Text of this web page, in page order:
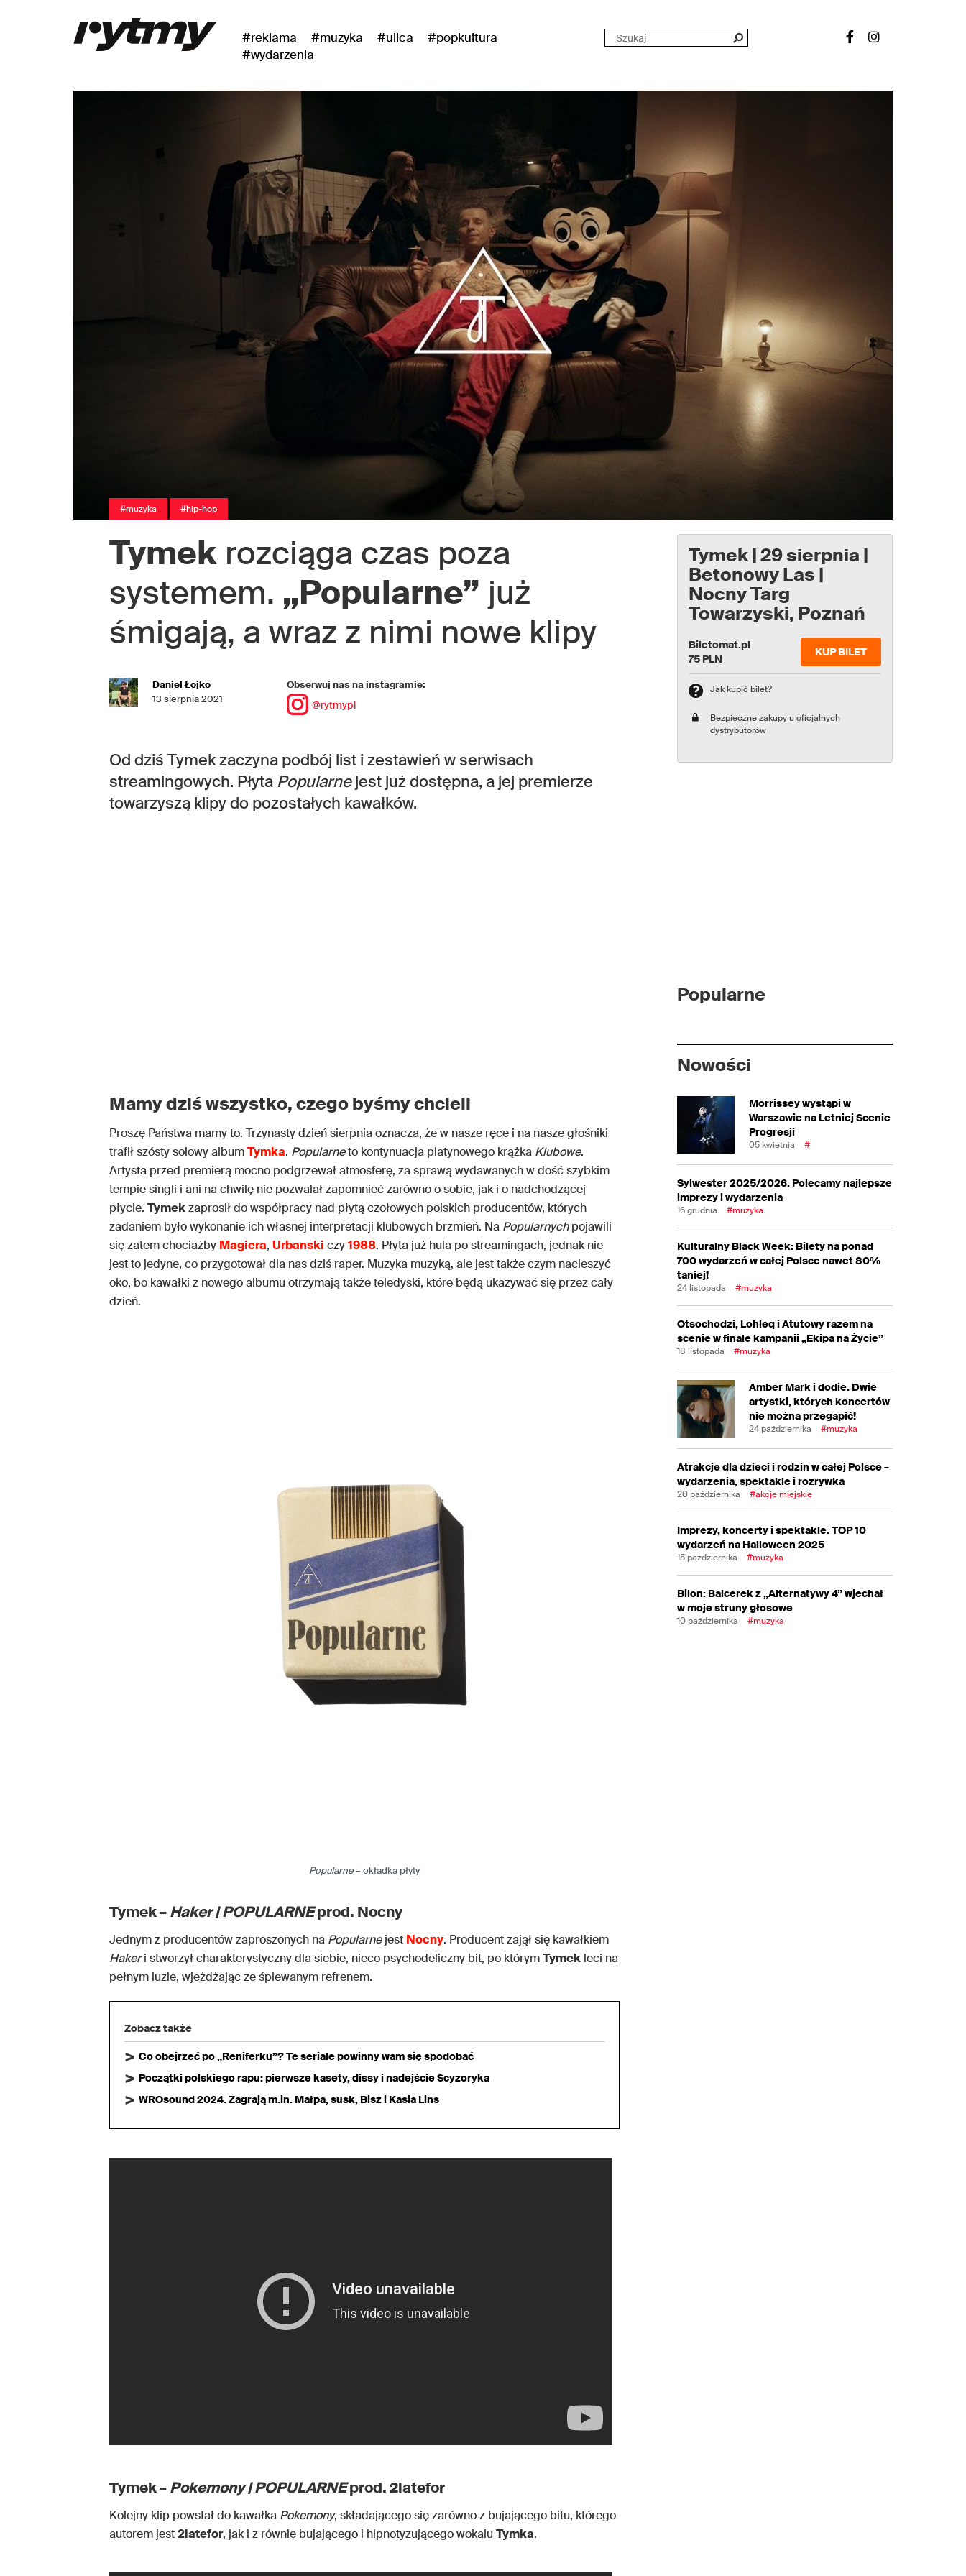
#reklama #muzyka #ulica
#popkultura
#wydarzenia
#muzyka #hip-hop
Tymek rozciąga czas poza
systemem. „Popularne” już
śmigają, a wraz z nimi nowe klipy
Daniel Łojko
13 sierpnia 2021
Obserwuj nas na instagramie:
@rytmypl
Od dziś Tymek zaczyna podbój list i zestawień w serwisach
streamingowych. Płyta Popularnejest już dostępna, a jej premierze
towarzyszą klipy do pozostałych kawałków.
Mamy dziś wszystko, czego byśmy chcieli
Proszę Państwa mamy to. Trzynasty dzień sierpnia oznacza, że w nasze ręce i na nasze głośniki
trafił szósty solowy albumTymka. Popularneto kontynuacja platynowego krążka Klubowe.
Artysta przed premierą mocno podgrzewał atmosferę, za sprawą wydawanych w dość szybkim
tempie singli i ani na chwilę nie pozwalał zapomnieć zarówno o sobie, jak i o nadchodzącej
płycie. Tymekzaprosił do współpracy nad płytą czołowych polskich producentów, których
zadaniem było wykonanie ich własnej interpretacji klubowych brzmień. Na Popularnychpojawili
się zatem chociażby Magiera, Urbanski czy1988. Płyta już hula po streamingach, jednak nie
jest to jedyne, co przygotował dla nas dziś raper. Muzyka muzyką, ale jest także czym nacieszyć
oko, bo kawałki z nowego albumu otrzymają także teledyski, które będą ukazywać się przez cały
dzień.
Popularne– okładka płyty
Tymek –Haker| POPULARNEprod. Nocny
Jednym z producentów zaproszonych na Popularnejest Nocny. Producent zajął się kawałkiem
Hakeri stworzył charakterystyczny dla siebie, nieco psychodeliczny bit, po którymTymek leci na
pełnym luzie, wjeżdżając ze śpiewanym refrenem.
Zobacz także
Co obejrzeć po „Reniferku”? Te seriale powinny wam się spodobać
Początki polskiego rapu: pierwsze kasety, dissy i nadejście Scyzoryka
WROsound 2024. Zagrają m.in. Małpa, susk, Bisz i Kasia Lins
Tymek –Pokemony | POPULARNEprod. 2latefor
Kolejny klip powstał do kawałka Pokemony, składającego się zarówno z bujającego bitu, którego
autorem jest2latefor, jak i z równie bujającego i hipnotyzującego wokalu Tymka.
Tymek | 29 sierpnia |
Betonowy Las |
Nocny Targ
Towarzyski, Poznań
Biletomat.pl
75 PLN
KUP BILET
Jak kupić bilet?
Bezpieczne zakupy u oficjalnych
dystrybutorów
Popularne
Nowości
Morrissey wystąpi w
Warszawie na Letniej Scenie
Progresji
05 kwietnia #
Sylwester 2025/2026. Polecamy najlepsze
imprezy i wydarzenia
16 grudnia #muzyka
Kulturalny Black Week: Bilety na ponad
700 wydarzeń w całej Polsce nawet 80%
taniej!
24 listopada #muzyka
Otsochodzi, Lohleq i Atutowy razem na
scenie w finale kampanii „Ekipa na Życie”
18 listopada #muzyka
Amber Mark i dodie. Dwie
artystki, których koncertów
nie można przegapić!
24 października #muzyka
Atrakcje dla dzieci i rodzin w całej Polsce –
wydarzenia, spektakle i rozrywka
20 października #akcje miejskie
Imprezy, koncerty i spektakle. TOP 10
wydarzeń na Halloween 2025
15 października #muzyka
Bilon: Balcerek z „Alternatywy 4” wjechał
w moje struny głosowe
10 października #muzyka